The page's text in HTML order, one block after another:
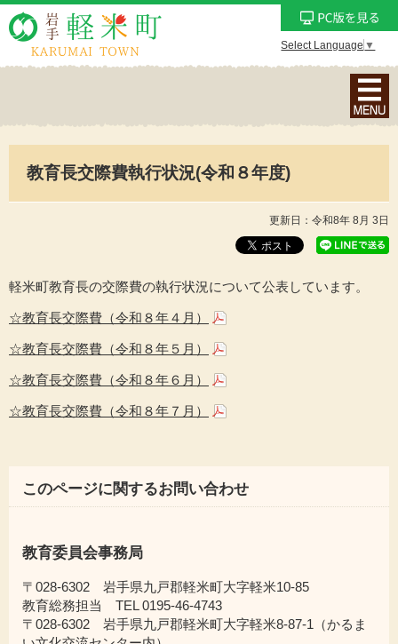
Select Language ▼
ナ
ビ
ン
メ
ュ
教育長交際費執行状況(令和８年度)
更新日：令和8年 8月 3日
軽米町教育長の交際費の執行状況について公表しています。
☆教育長交際費（令和８年４月）
☆教育長交際費（令和８年５月）
☆教育長交際費（令和８年６月）
☆教育長交際費（令和８年７月）
このページに関するお問い合わせ
教育委員会事務局
〒028-6302 岩手県九戸郡軽米町大字軽米10-85
教育総務担当 TEL 0195-46-4743
〒028-6302 岩手県九戸郡軽米町大字軽米8-87-1（かるま